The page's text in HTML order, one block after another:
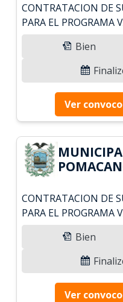
CONTRATACION DE
PARA EL PROGRAMA
Bien
Ver
CONTRATACION DE
PARA EL PROGRAMA
Bien
Ver